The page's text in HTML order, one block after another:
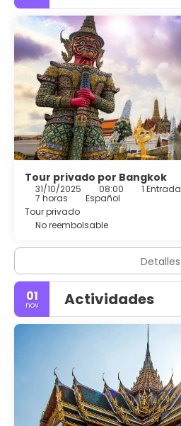
Tour privado por Bangkok
31/10/2025 08:00 1 Entrada
7 horas
Español
Tour privado
No reembolsable
Detalles
01
nov Actividades